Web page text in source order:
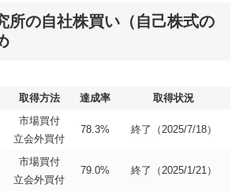
所の自社株買い（自己株式の
取得方法 達成率 取得状況
市場買付
立会外買付
78.3% 終了（2025/7/18）
市場買付
立会外買付
79.0% 終了（2025/1/21）